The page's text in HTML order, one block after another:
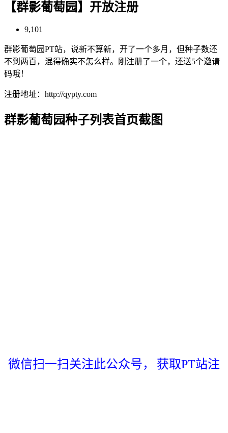
【群影葡萄园】开放注册
9,101
群影葡萄园PT站，说新不算新，开了一个多月，但种子数还
不到两百，混得确实不怎么样。刚注册了一个，还送5个邀请
码哦！
注册地址：http://qypty.com
群影葡萄园种子列表首页截图
微信扫一扫关注此公众号， 获取PT站注